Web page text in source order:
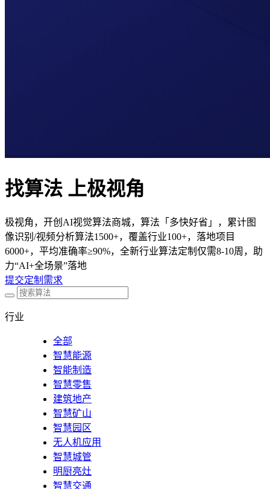
找算法 上极视角
极视角，开创AI视觉算法商城，算法「多快好省」，累计图
像识别/视频分析算法1500+，覆盖行业100+，落地项目
6000+，平均准确率≥90%，全新行业算法定制仅需8-10周，助
力“AI+全场景”落地
提交定制需求
行业
全部
智慧能源
智能制造
智慧零售
建筑地产
智慧矿山
智慧园区
无人机应用
智慧城管
明厨亮灶
智慧交通